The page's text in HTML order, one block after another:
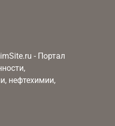
- Портал
нефтехимии,